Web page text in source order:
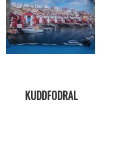
KUDDFODRAL